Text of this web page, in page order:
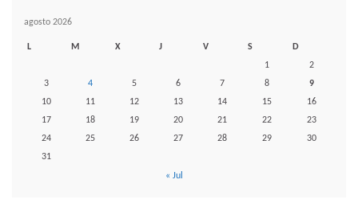
agosto 2026
L M X J V S
D
1
2
3
4 5 6 7 8
9
10
11 12 13 14 15
16
17
18 19 20 21 22
23
24
25 26 27 28 29
30
31
« Jul